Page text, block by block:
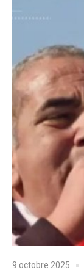
9 octobre 2025